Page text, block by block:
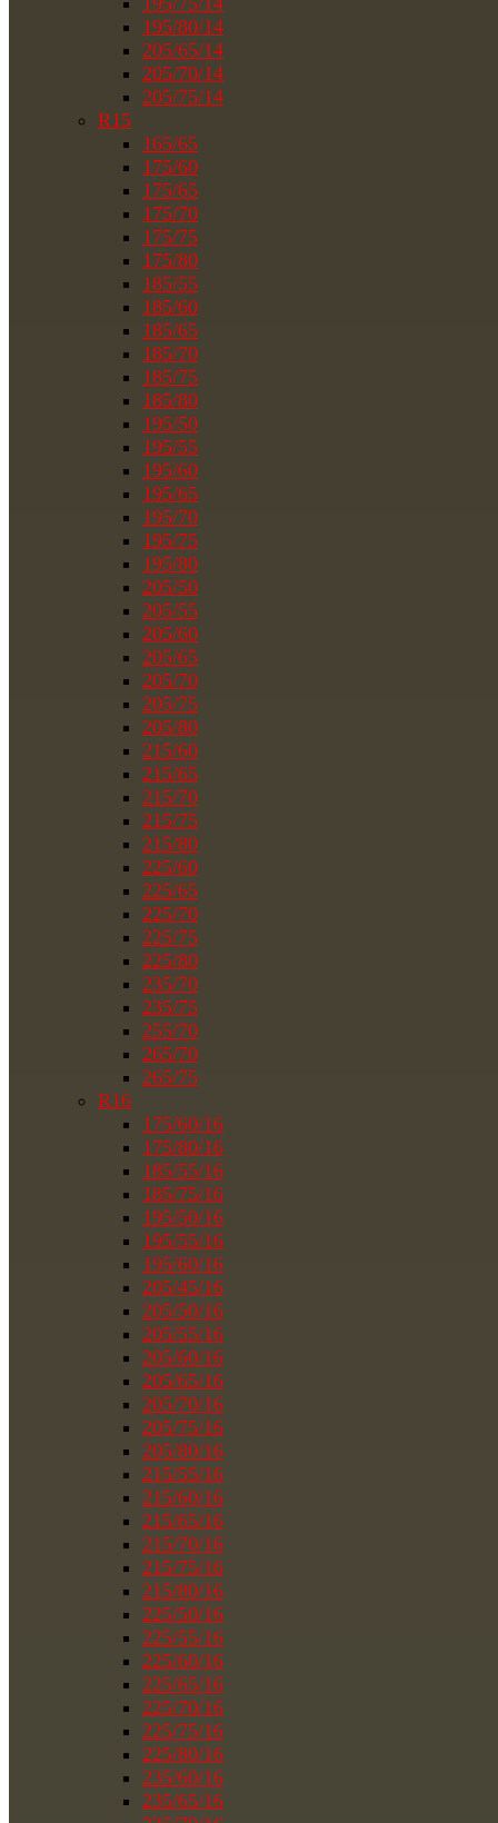
195/80/14
205/65/14
205/70/14
205/75/14
R15
165/65
175/60
175/65
175/70
175/75
175/80
185/55
185/60
185/65
185/70
185/75
185/80
195/50
195/55
195/60
195/65
195/70
195/75
195/80
205/50
205/55
205/60
205/65
205/70
205/75
205/80
215/60
215/65
215/70
215/75
215/80
225/60
225/65
225/70
225/75
225/80
235/70
235/75
255/70
265/70
265/75
R16
175/60/16
175/80/16
185/55/16
185/75/16
195/50/16
195/55/16
195/60/16
205/45/16
205/50/16
205/55/16
205/60/16
205/65/16
205/70/16
205/75/16
205/80/16
215/55/16
215/60/16
215/65/16
215/70/16
215/75/16
215/80/16
225/50/16
225/55/16
225/60/16
225/65/16
225/70/16
225/75/16
225/80/16
235/60/16
235/65/16